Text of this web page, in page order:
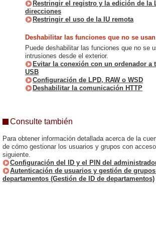
Restringir el registro y la edición de la
direcciones
Restringir el uso de la IU remota
Deshabilitar las funciones que no se usan
Puede deshabilitar las funciones que no se
intrusiones desde el exterior.
Evitar la conexión con un ordenador a
USB
Configuración de LPD, RAW o WSD
Deshabilitar la comunicación HTTP
Consulte también
Para obtener información detallada acerca de la
de cómo gestionar los usuarios y grupos con
siguiente.
Configuración del ID y el PIN del
Autenticación de usuarios y gestión de
departamentos (Gestión de ID de departamentos)